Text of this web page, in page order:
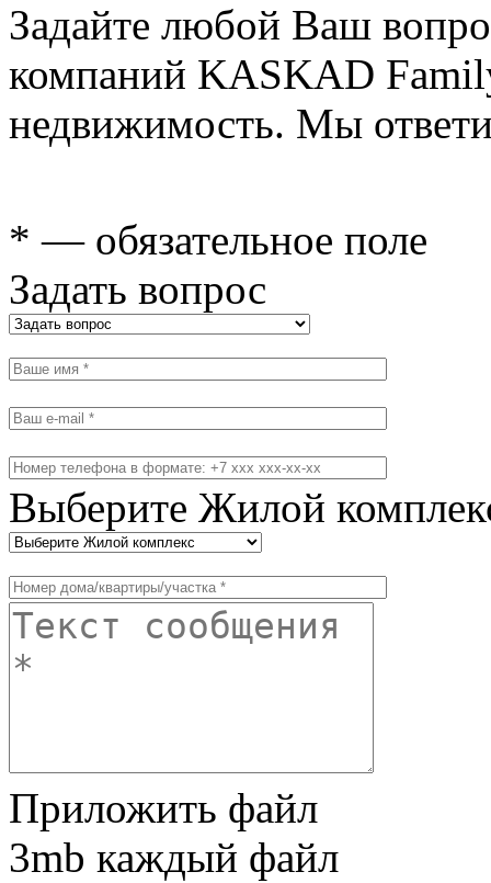
Задайте любой Ваш
компаний KASKAD
недвижимость. Мы
* — обязательное поле
Задать вопрос
Выберите Жилой
Приложить файл
3mb каждый файл